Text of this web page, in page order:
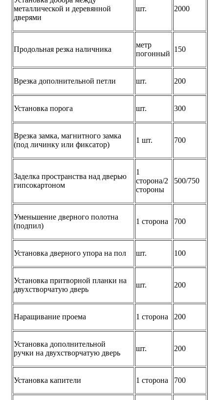
металлической и деревянной
дверями
шт. 2000
Продольная резка наличника
метр
погонный
150
Врезка дополнительной петли шт. 200
Установка порога шт. 300
Врезка замка, магнитного замка
(под личинку или фиксатор)
1 шт. 700
Заделка пространства над дверью
гипсокартоном
1
сторона/2
стороны
500/750
Уменьшение дверного полотна
(подпил)
1 сторона 700
Установка дверного упора на пол шт. 100
Установка притворной планки на
двухстворчатую дверь
шт. 200
Наращивание проема 1 сторона 200
Установка дополнительной
ручки на двухстворчатую дверь
шт. 200
Установка капители 1 сторона 700